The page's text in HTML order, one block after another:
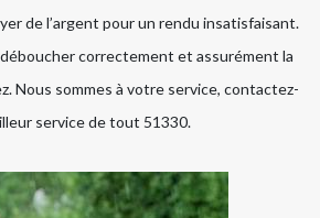
de l’argent pour un rendu insatisfaisant.
correctement et assurément la
Nous sommes à votre service, contactez-
service de tout 51330.